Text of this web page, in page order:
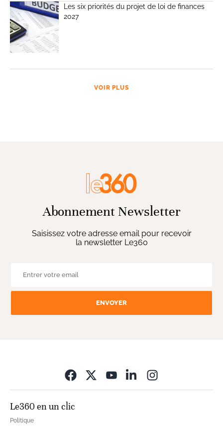
Les six priorités du projet de loi de finances
2027
VOIR PLUS
Abonnement Newsletter
Saisissez votre adresse email pour recevoir
la newsletter Le360
ENVOYER
Le360 en un clic
Politique